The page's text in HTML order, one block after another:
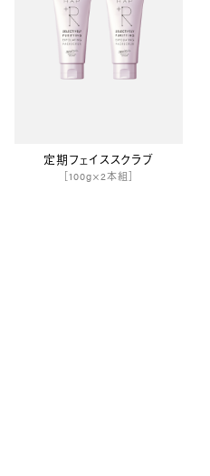
定期フェイススクラブ
［100g×2本組］